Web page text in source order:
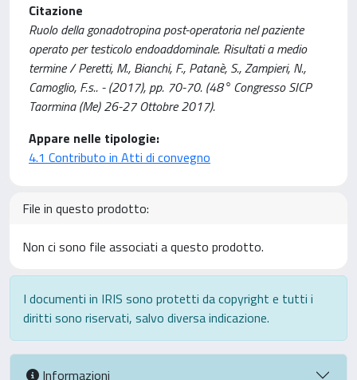
Citazione
Ruolo della gonadotropina post-operatoria nel paziente
operato per testicolo endoaddominale. Risultati a medio
termine / Peretti, M., Bianchi, F., Patanè, S., Zampieri, N.,
Camoglio, F.s.. - (2017), pp. 70-70. (48° Congresso SICP
Taormina (Me) 26-27 Ottobre 2017).
Appare nelle tipologie:
4.1 Contributo in Atti di convegno
File in questo prodotto:
Non ci sono file associati a questo prodotto.
I documenti in IRIS sono protetti da copyright e tutti i
diritti sono riservati, salvo diversa indicazione.
Informazioni